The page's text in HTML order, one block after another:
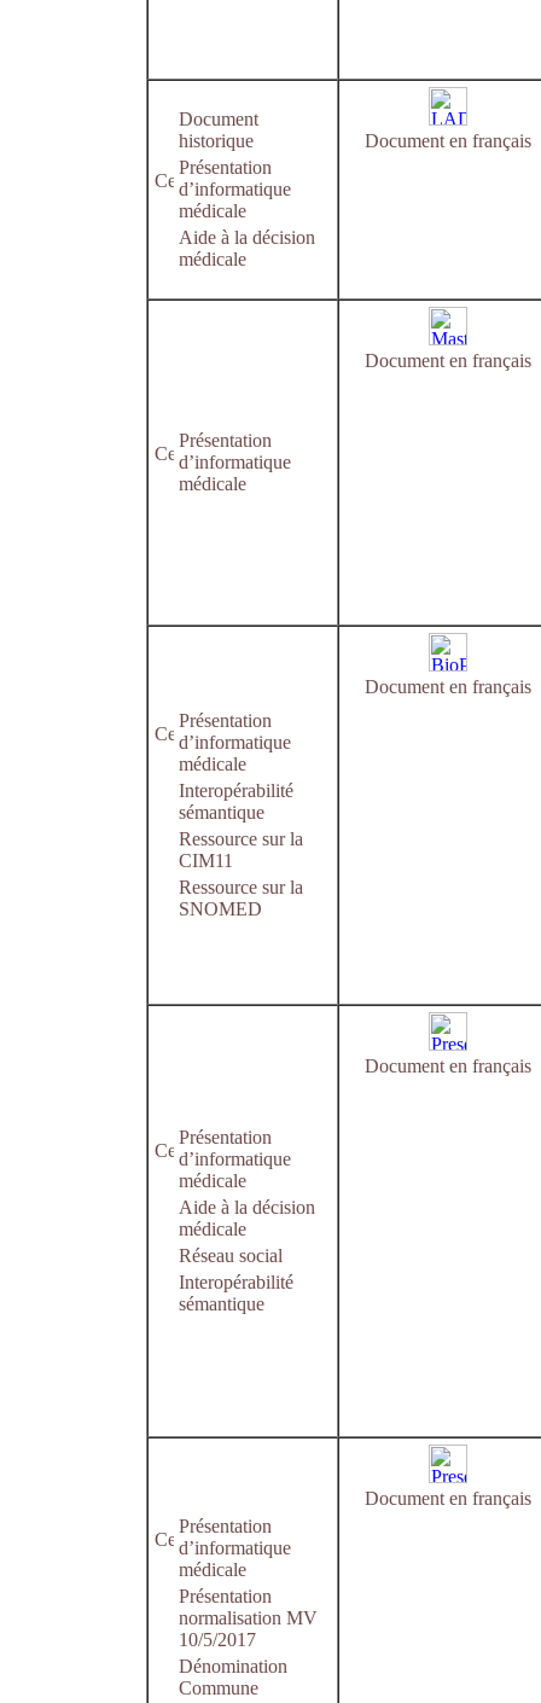
Document
historique
Présentation
d’informatique
médicale
Aide à la décision
médicale
Document en français
Présentation
d’informatique
médicale
Document en français
Présentation
d’informatique
médicale
Interopérabilité
sémantique
Ressource sur la
CIM11
Ressource sur la
SNOMED
Document en français
Présentation
d’informatique
médicale
Aide à la décision
médicale
Réseau social
Interopérabilité
sémantique
Document en français
Présentation
d’informatique
médicale
Présentation
normalisation MV
10/5/2017
Dénomination
Commune
Document en français